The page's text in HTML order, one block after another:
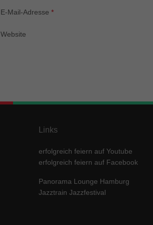
E-Mail-Adresse *
Website
Links
erfolgreich feiern auf Youtube
erfolgreich feiern auf Facebook
Panorama Lounge Hamburg
Jazztrain Jazzfestival
Cookie-Informationen
Inhalte von Videoplattformen und Social-Media-
Wenn Cookies von externen Medien akzeptiert werden,
keiner manuellen Einwilligung mehr.